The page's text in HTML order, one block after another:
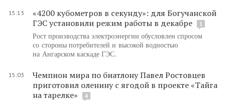
15:13
«4200 кубометров в секунду»: для Богучанской
ГЭС установили режим работы в декабре
1
Рост производства электроэнергии обусловлен спросом
со стороны потребителей и высокой водностью
на Ангарском каскаде ГЭС.
15:03
Чемпион мира по биатлону Павел Ростовцев
приготовил оленину с ягодой в проекте «Тайга
на тарелке»
4